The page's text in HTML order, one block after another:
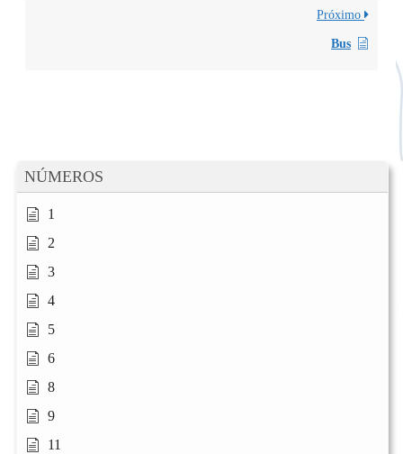
NÚMEROS
1
2
3
4
5
6
8
9
11
Próximo
Bus